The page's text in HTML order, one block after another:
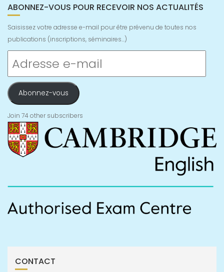
ABONNEZ-VOUS POUR RECEVOIR NOS ACTUALITÉS
Saisissez votre adresse e-mail pour être prévenu de toutes nos
publications (inscriptions, séminaires...)
e-
mail
Abonnez-vous
Join 74 other subscribers
CONTACT